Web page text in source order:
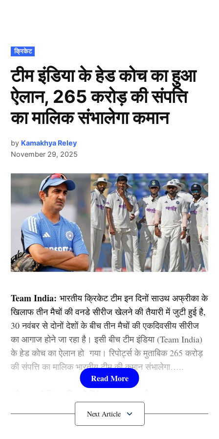
POSTED
IN
क्रिकेट
टीम इंडिया के हेड कोच का हुआ
ऐलान, 265 करोड़ की संपत्ति
का मालिक संभालेगा कमान
by Kamakhya Reley
November 29, 2025
Team India:भारतीय क्रिकेट टीम इन दिनों साउथ अफ्रीका के
खिलाफ तीन मैचों की वनडे सीरीज खेलने की तैयारी में जुटी हुई है,
30 नवंबर से दोनों देशों के बीच तीन मैचों की एकदिवसीय सीरीज
का आगाज होने जा रहा है। इसी बीच टीम इंडिया (Team India)
के हेड कोच का ऐलान हो गया। रिपोर्ट्स के मुताबिक 265 करोड़
की संपत्ति का मालिक भारतीय टीम की कमान संभालेगा…..